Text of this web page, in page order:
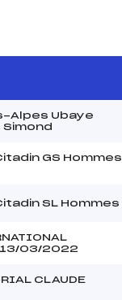
Alpes Ubaye
GS Hommes
SL Hommes
13/03/2022
CLAUDE